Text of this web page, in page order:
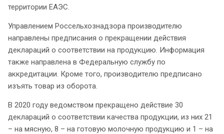
территории ЕАЭС.
Управлением Россельхознадзора производителю
направлены предписания о прекращении действия
деклараций о соответствии на продукцию. Информация
также направлена в Федеральную службу по
аккредитации. Кроме того, производителю предписано
изъять товар из оборота.
В 2020 году ведомством прекращено действие 30
деклараций о соответствии качества продукции, из них 21
– на мясную, 8 – на готовую молочную продукцию и 1 – на